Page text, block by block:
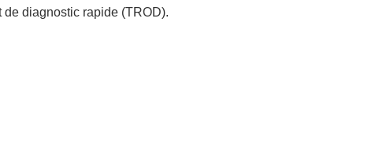
diagnostic rapide (TROD).